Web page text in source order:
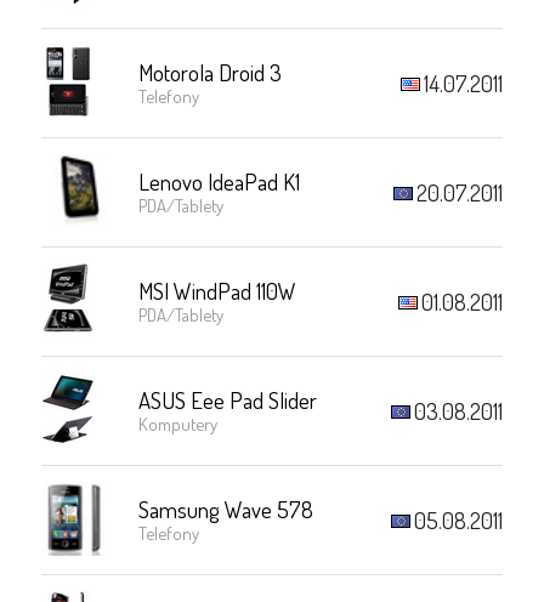
Motorola Droid 3
Telefony 14.07.2011
Lenovo IdeaPad K1
PDA/Tablety 20.07.2011
MSI WindPad 110W
PDA/Tablety 01.08.2011
ASUS Eee Pad Slider
Komputery 03.08.2011
Samsung Wave 578
Telefony 05.08.2011